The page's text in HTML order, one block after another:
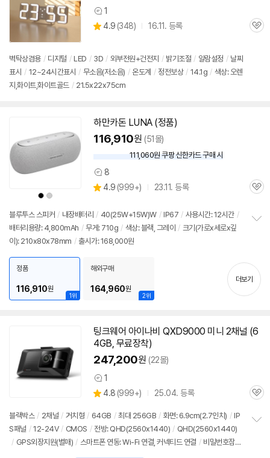
상
품
1
별
4.9 (상
뷰
348) 16.11. 등록
관
벽탁상겸용 / 디지털 / LED / 3D / 외부전원+건전지 / 밝기조절 / 알람설정 / 날짜
표시 / 12~24시간표시 / 무소음(저소음) / 온도계 / 정전보상 / 14.1g / 색상: 오렌
지,화이트,화이트골드 / 21.5x22x75cm
상
품
상
상
품
색
상
하만카돈 LUNA (정품)
116,910원 (51몰)
우
할
인
111,060원 쿠팡 신한카드 구매 시
상
품
견
8
별
4.9 (상
리
뷰
999+) 23.11. 등록
관
블루투스 스피커 / 내장배터리 / 40(25W+15W)W / IP67 / 사용시간: 12시간 /
배터리용량: 4,800mAh / 무게: 710g / 색상: 블랙, 그레이 / 크기(가로x세로x깊
이): 210x80x78mm / 출시가: 168,000원
기
1위
정품
116,910원
2위
해외구매
164,960원
더보기
팅크웨어 아이나비 QXD9000 미니 2채널 (6
4GB, 무료장착)
247,200원 (22몰)
상
품
견
1
별
점
4.8 (상
리
뷰
999+) 25.04. 등록
관
블랙박스 / 2채널 / 거치형 / 64GB / 최대 256GB / 화면: 6.9cm(2.7인치) / IP
S패널 / 12-24V / CMOS / 전방: QHD(2560x1440) / QHD(2560x1440)
/ GPS외장지원(별매) / 스마트폰 연동: Wi-Fi 연결, 커넥티드 연결 / 비밀번호잠